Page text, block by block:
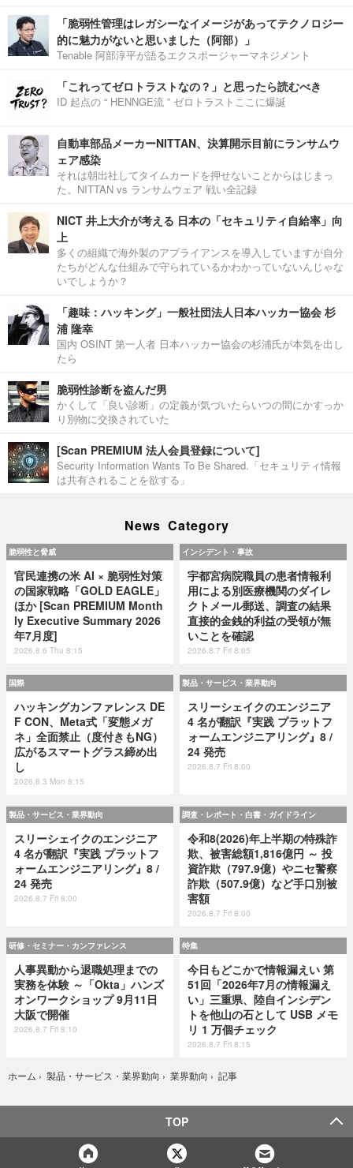
「脆弱性管理はレガシーなイメージがあってテクノロジー
的に魅力がないと思いました（阿部）」
Tenable 阿部淳平が語るエクスポージャーマネジメント
「これってゼロトラストなの？」と思ったら読むべき
ID 起点の “ HENNGE流 ” ゼロトラストここに爆誕
自動車部品メーカーNITTAN、決算開示目前にランサムウ
ェア感染
それは朝出社してタイムカードを押せないことからはじまっ
た。NITTAN vs ランサムウェア 戦い全記録
NICT 井上大介が考える 日本の「セキュリティ自給率」向
上
多くの組織で海外製のアプライアンスを導入していますが自分
たちがどんな仕組みで守られているかわかっていないんじゃな
いでしょうか？
「趣味：ハッキング」一般社団法人日本ハッカー協会 杉
浦 隆幸
国内 OSINT 第一人者 日本ハッカー協会の杉浦氏が本気を出し
たら
脆弱性診断を盗んだ男
かくして「良い診断」の定義が気づいたらいつの間にかすっか
り別物に交換されていた
[Scan PREMIUM 法人会員登録について]
Security Information Wants To Be Shared.「セキュリティ情報
は共有されることを欲する」
News Category
脆弱性と脅威
官民連携の米 AI × 脆弱性対策
の国家戦略「GOLD EAGLE」
ほか [Scan PREMIUM Month
ly Executive Summary 2026
年7月度]
2026.8.6 Thu 8:15
インシデント・事故
宇都宮病院職員の患者情報利
用による別医療機関のダイレ
クトメール郵送、調査の結果
直接的金銭的利益の受領が無
いことを確認
2026.8.7 Fri 8:05
国際
ハッキングカンファレンス DE
F CON、Meta式「変態メガ
ネ」全面禁止（度付きもNG）
広がるスマートグラス締め出
し
2026.8.3 Mon 8:15
製品・サービス・業界動向
スリーシェイクのエンジニア
4 名が翻訳『実践 プラットフ
ォームエンジニアリング』8 /
24 発売
2026.8.7 Fri 8:00
製品・サービス・業界動向
スリーシェイクのエンジニア
4 名が翻訳『実践 プラットフ
ォームエンジニアリング』8 /
24 発売
2026.8.7 Fri 8:00
調査・レポート・白書・ガイドライン
令和8(2026)年上半期の特殊詐
欺、被害総額1,816億円 ～ 投
資詐欺（797.9億）やニセ警察
詐欺（507.9億）など手口別被
害額
2026.8.7 Fri 8:00
研修・セミナー・カンファレンス
人事異動から退職処理までの
実務を体験 ～「Okta」ハンズ
オンワークショップ 9月11日
大阪で開催
2026.8.7 Fri 8:10
特集
今日もどこかで情報漏えい 第
51回「2026年7月の情報漏え
い」三重県、陸自インシデン
トを他山の石として USB メモ
リ 1 万個チェック
2026.8.7 Fri 8:15
ホーム › 製品・サービス・業界動向 › 業界動向 › 記事
TOP